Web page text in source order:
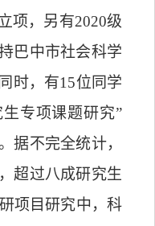
项，另有2020级
巴中市社会科学
时，有15位同学
专项课题研究”
据不完全统计，
超过八成研究生
项目研究中，科